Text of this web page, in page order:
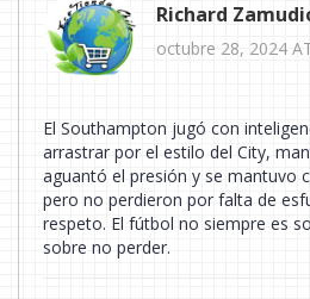
Richard
octubre 28, 2024
El Southampton jugó con
arrastrar por el estilo del City,
aguantó el presión y se mantuvo
pero no perdieron por falta de
respeto. El fútbol no siempre es
sobre no perder.